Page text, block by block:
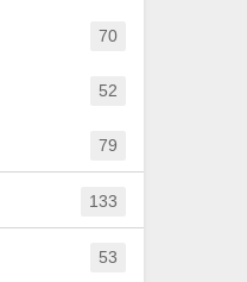
70
52
79
133
53